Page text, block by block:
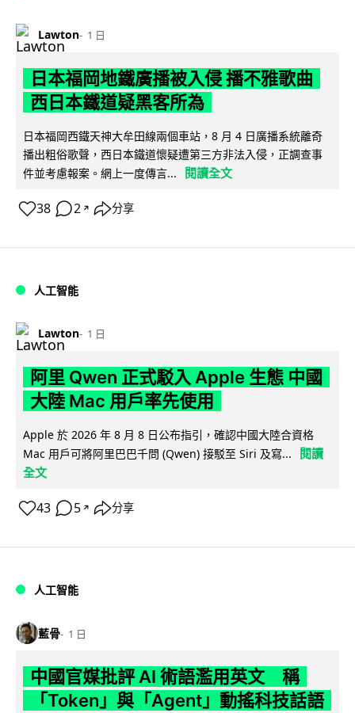
Lawton 1 日
日本福岡地鐵廣播被入侵 播不雅歌曲
西日本鐵道疑黑客所為
日本福岡西鐵天神大牟田線兩個車站，8 月 4 日廣播系統離奇
播出粗俗歌聲，西日本鐵道懷疑遭第三方非法入侵，正調查事
件並考慮報案。網上一度傳言...
閱讀全文
38 2 ↗ 分享
人工智能
Lawton 1 日
阿里 Qwen 正式駁入 Apple 生態 中國
大陸 Mac 用戶率先使用
Apple 於 2026 年 8 月 8 日公布指引，確認中國大陸合資格
Mac 用戶可將阿里巴巴千問 (Qwen) 接駁至 Siri 及寫...
閱讀
全文
43 5 ↗ 分享
人工智能
藍骨 1 日
中國官媒批評 AI 術語濫用英文 稱
「Token」與「Agent」動搖科技話語